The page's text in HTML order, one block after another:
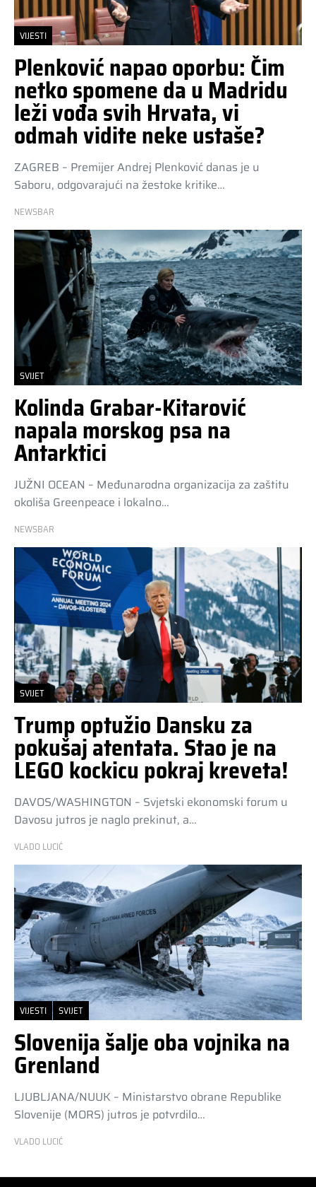
VIJESTI
Plenković napao oporbu: Čim
netko spomene da u Madridu
leži vođa svih Hrvata, vi
odmah vidite neke ustaše?
ZAGREB – Premijer Andrej Plenković danas je u
Saboru, odgovarajući na žestoke kritike…
NEWSBAR
SVIJET
Kolinda Grabar-Kitarović
napala morskog psa na
Antarktici
JUŽNI OCEAN – Međunarodna organizacija za zaštitu
okoliša Greenpeace i lokalno…
NEWSBAR
SVIJET
Trump optužio Dansku za
pokušaj atentata. Stao je na
LEGO kockicu pokraj kreveta!
DAVOS/WASHINGTON – Svjetski ekonomski forum u
Davosu jutros je naglo prekinut, a…
VLADO LUCIĆ
VIJESTI SVIJET
Slovenija šalje oba vojnika na
Grenland
LJUBLJANA/NUUK – Ministarstvo obrane Republike
Slovenije (MORS) jutros je potvrdilo…
VLADO LUCIĆ